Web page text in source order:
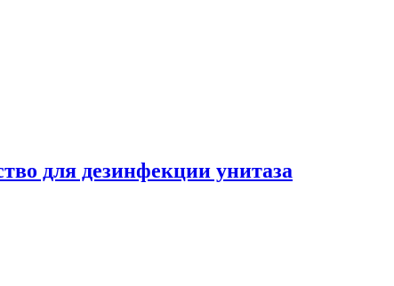
для дезинфекции унитаза